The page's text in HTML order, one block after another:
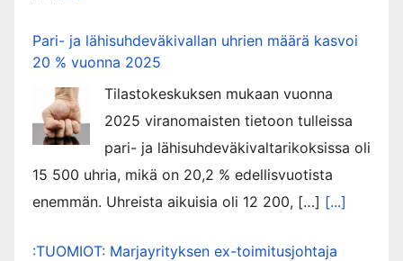
Pari- ja lähisuhdeväkivallan uhrien määrä kasvoi
20 % vuonna 2025
Tilastokeskuksen mukaan vuonna
2025 viranomaisten tietoon tulleissa
pari- ja lähisuhdeväkivaltarikoksissa oli
15 500 uhria, mikä on 20,2 % edellisvuotista
enemmän. Uhreista aikuisia oli 12 200, […] [...]
:TUOMIOT: Marjayrityksen ex-toimitusjohtaja